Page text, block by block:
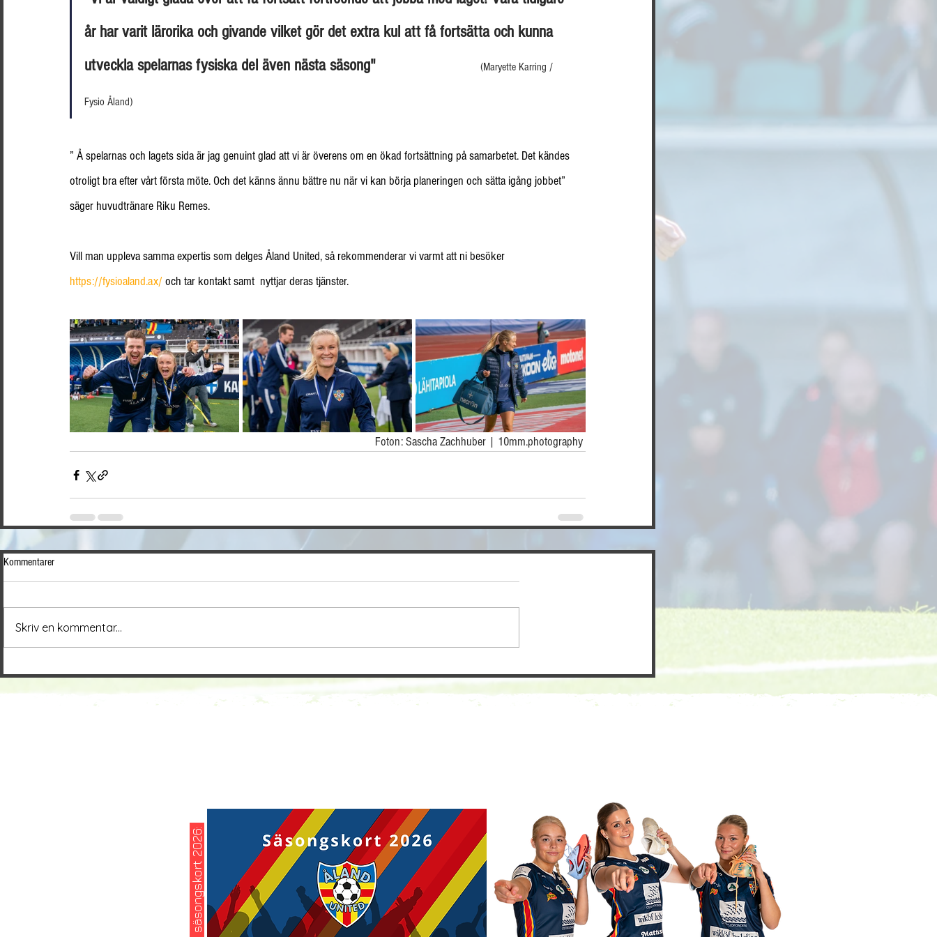
år har varit lärorika och givande vilket gör det extra kul att få fortsätta och kunna
utveckla spelarnas fysiska del även nästa säsong"
(Maryette Karring /
Fysio Åland)
” Å spelarnas och lagets sida är jag genuint glad att vi är överens om en ökad fortsättning på samarbetet. Det kändes
otroligt bra efter vårt första möte. Och det känns ännu bättre nu när vi kan börja planeringen och sätta igång jobbet”
säger huvudtränare Riku Remes.
Vill man uppleva samma expertis som delges Åland United, så rekommenderar vi varmt att ni besöker
https://fysioaland.ax/ och tar kontakt samt  nyttjar deras tjänster.
Foton: Sascha Zachhuber | 10mm.photography
Kommentarer
Skriv en kommentar...
köp ditt säsongskort 2026: